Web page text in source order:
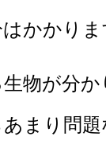
かかり
物が分
まり問